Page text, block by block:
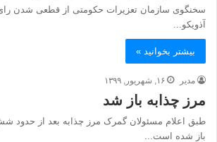
سخنگوی سازمان تعزیرات حکومتی از قطعی شدن
آذویکو...
بیشتر بخوانید »
مدیر ۱۶, شهریور, ۱۳۹۹
مرز چذابه باز شد
طبق اعلام مسئولان گمرک مرز چذابه بعد از حدود
باز شده است...